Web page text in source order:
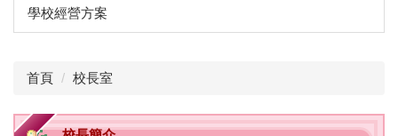
學校經營方案
首頁 校長室